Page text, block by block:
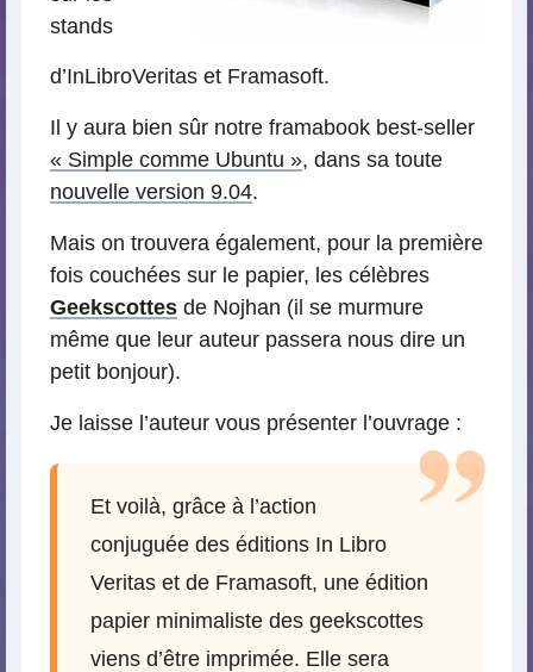
stands
d’InLibroVeritas et Framasoft.
Il y aura bien sûr notre framabook best-seller
« Simple comme Ubuntu », dans sa toute
nouvelle version 9.04.
Mais on trouvera également, pour la première
fois couchées sur le papier, les célèbres
Geekscottes de Nojhan (il se murmure
même que leur auteur passera nous dire un
petit bonjour).
Je laisse l’auteur vous présenter l’ouvrage :
Et voilà, grâce à l’action
conjuguée des éditions In Libro
Veritas et de Framasoft, une édition
papier minimaliste des geekscottes
viens d’être imprimée. Elle sera